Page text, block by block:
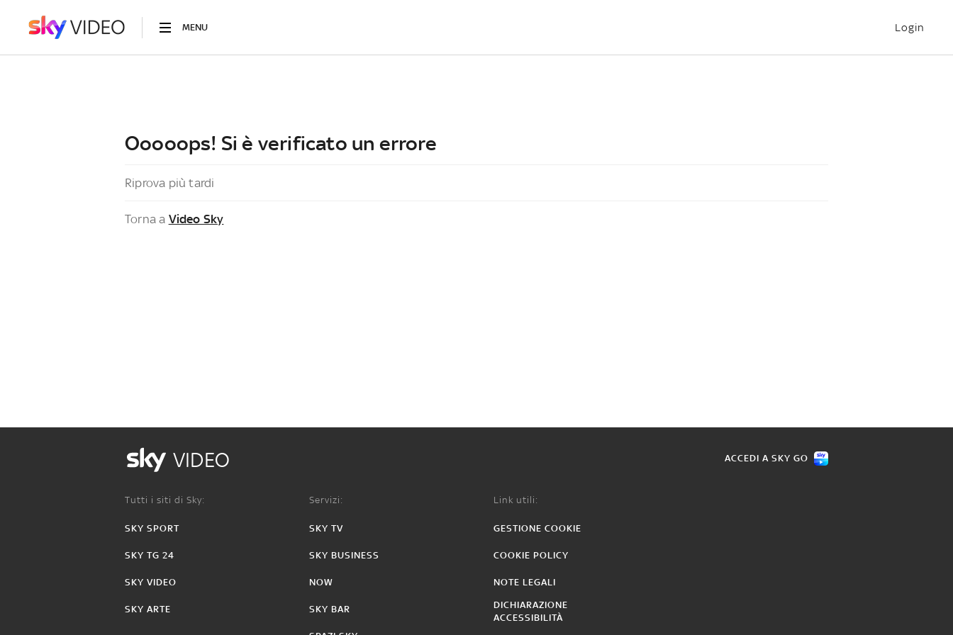
MENU Login
Ooooops! Si è verificato un errore
Riprova più tardi
Torna a Video Sky
VIDEO ACCEDI A SKY GO
Tutti i siti di Sky:
SKY SPORT
SKY TG 24
SKY VIDEO
SKY ARTE
Servizi:
SKY TV
SKY BUSINESS
NOW
SKY BAR
Link utili:
GESTIONE COOKIE
COOKIE POLICY
NOTE LEGALI
DICHIARAZIONE
ACCESSIBILITÀ